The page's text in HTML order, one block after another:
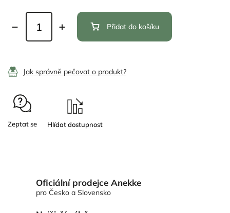
Přidat do košíku
Jak správně pečovat o produkt?
Zeptat se
Oficiální prodejce Anekke
pro Česko a Slovensko